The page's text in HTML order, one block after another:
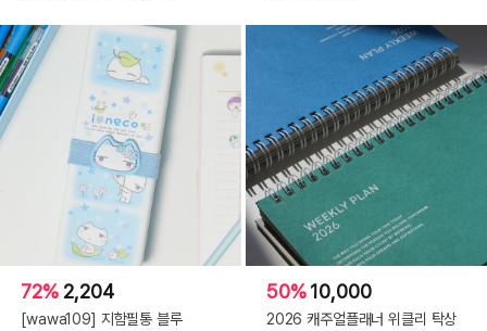
72% 2,204
[wawa109] 지함필통 블루
50%10,000
2026 캐주얼플래너 위클리 탁상